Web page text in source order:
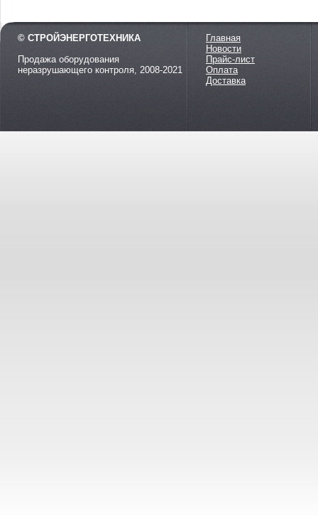
© СТРОЙЭНЕРГОТЕХНИКА
Продажа оборудования
неразрушающего контроля, 2008-2021
Главная
Новости
Прайс-лист
Оплата
Доставка